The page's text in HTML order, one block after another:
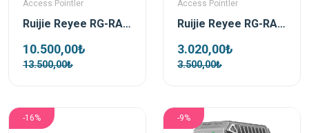
Access Pointler
Ruijie Reyee RG-RAP6262 AX3000 2.97 Ghz Wifi 6 Dış Ortam Access Point
10.500,00₺
13.500,00₺
Access Pointler
Ruijie Reyee RG-RAP52-OD Dış Ortam 1300 Mbps Dualband Wifi Access Point
3.020,00₺
3.500,00₺
-16% -9%